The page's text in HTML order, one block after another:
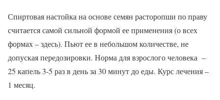
Спиртовая настойка на основе семян расторопши по праву
считается самой сильной формой ее применения (о всех
формах – здесь). Пьют ее в небольшом количестве, не
допуская передозировки. Норма для взрослого человека –
25 капель 3-5 раз в день за 30 минут до еды. Курс лечения –
1 месяц.